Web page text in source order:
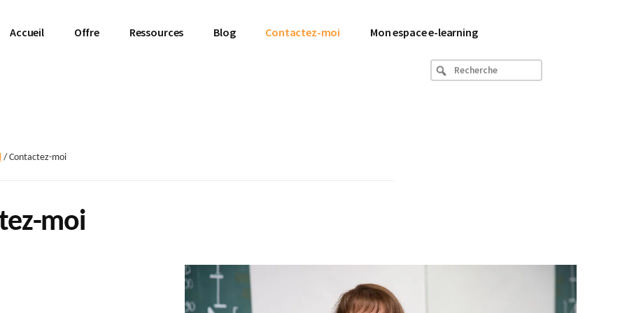
Accueil Offre Ressources Blog Contactez-moi Mon espace e-learning
Recherche
/ Contactez-moi
moi